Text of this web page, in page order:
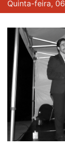
Quinta-feira,